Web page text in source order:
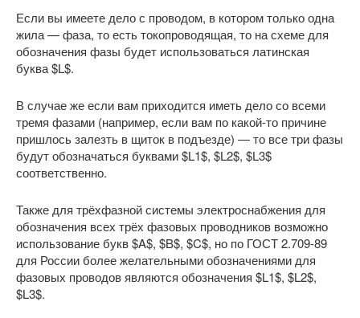
Если вы имеете дело с проводом, в котором только одна
жила — фаза, то есть токопроводящая, то на схеме для
обозначения фазы будет использоваться латинская
буква $L$.
В случае же если вам приходится иметь дело со всеми
тремя фазами (например, если вам по какой-то причине
пришлось залезть в щиток в подъезде) — то все три фазы
будут обозначаться буквами $L1$, $L2$, $L3$
соответственно.
Также для трёхфазной системы электроснабжения для
обозначения всех трёх фазовых проводников возможно
использование букв $A$, $B$, $C$, но по ГОСТ 2.709-89
для России более желательными обозначениями для
фазовых проводов являются обозначения $L1$, $L2$,
$L3$.